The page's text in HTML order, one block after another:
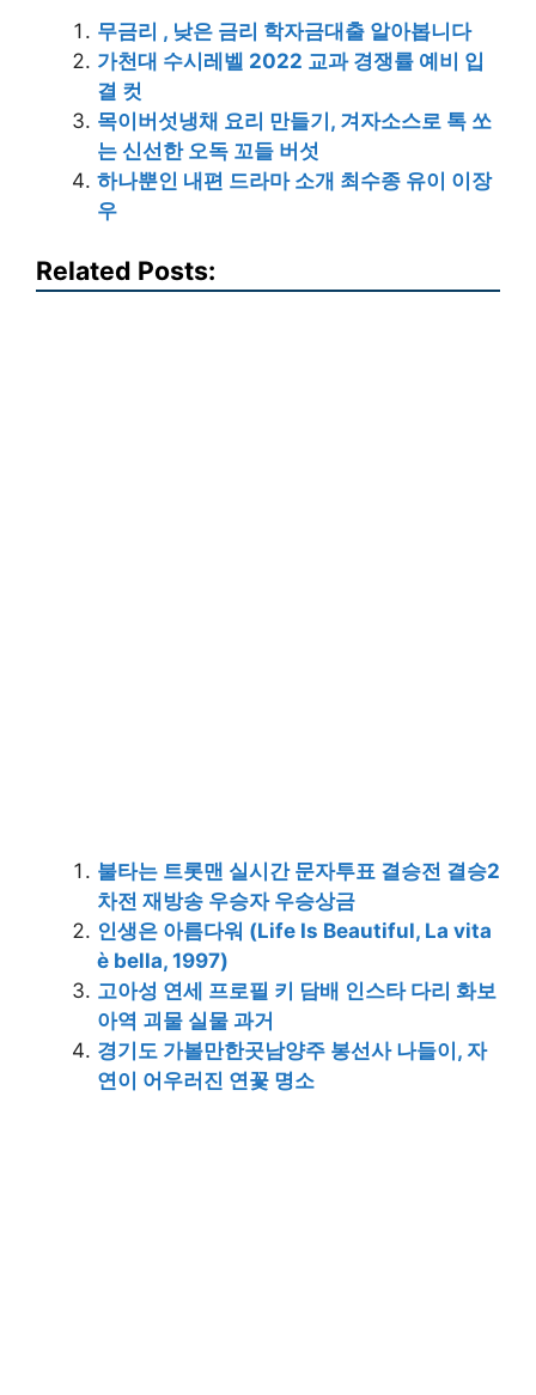
무금리 , 낮은 금리 학자금대출 알아봅니다
가천대 수시레벨 2022 교과 경쟁률 예비 입
결 컷
목이버섯냉채 요리 만들기, 겨자소스로 톡 쏘
는 신선한 오독 꼬들 버섯
하나뿐인 내편 드라마 소개 최수종 유이 이장
우
Related Posts:
불타는 트롯맨 실시간 문자투표 결승전 결승2
차전 재방송 우승자 우승상금
인생은 아름다워 (Life Is Beautiful, La vita
è bella, 1997)
고아성 연세 프로필 키 담배 인스타 다리 화보
아역 괴물 실물 과거
경기도 가볼만한곳남양주 봉선사 나들이, 자
연이 어우러진 연꽃 명소